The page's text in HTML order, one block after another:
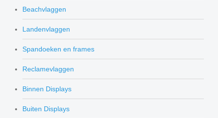
Beachvlaggen
Landenvlaggen
Spandoeken en frames
Reclamevlaggen
Binnen Displays
Buiten Displays